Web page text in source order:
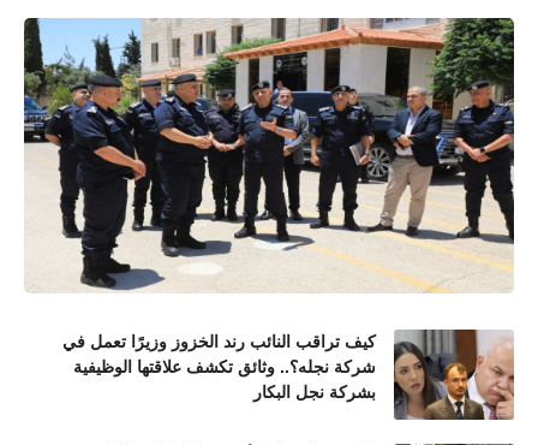
كيف تراقب النائب رند الخزوز وزيرًا تعمل في
شركة نجله؟.. وثائق تكشف علاقتها الوظيفية
بشركة نجل البكار